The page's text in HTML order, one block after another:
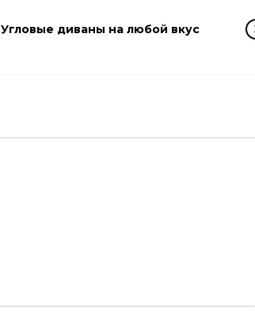
Угловые диваны на любой вкус